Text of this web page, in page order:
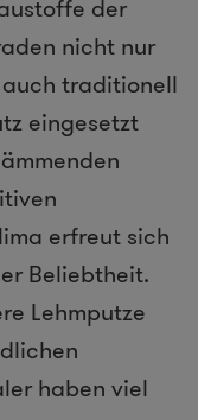
der
nicht nur
traditionell
eingesetzt
erfreut sich
Beliebtheit.
Lehmputze
haben viel